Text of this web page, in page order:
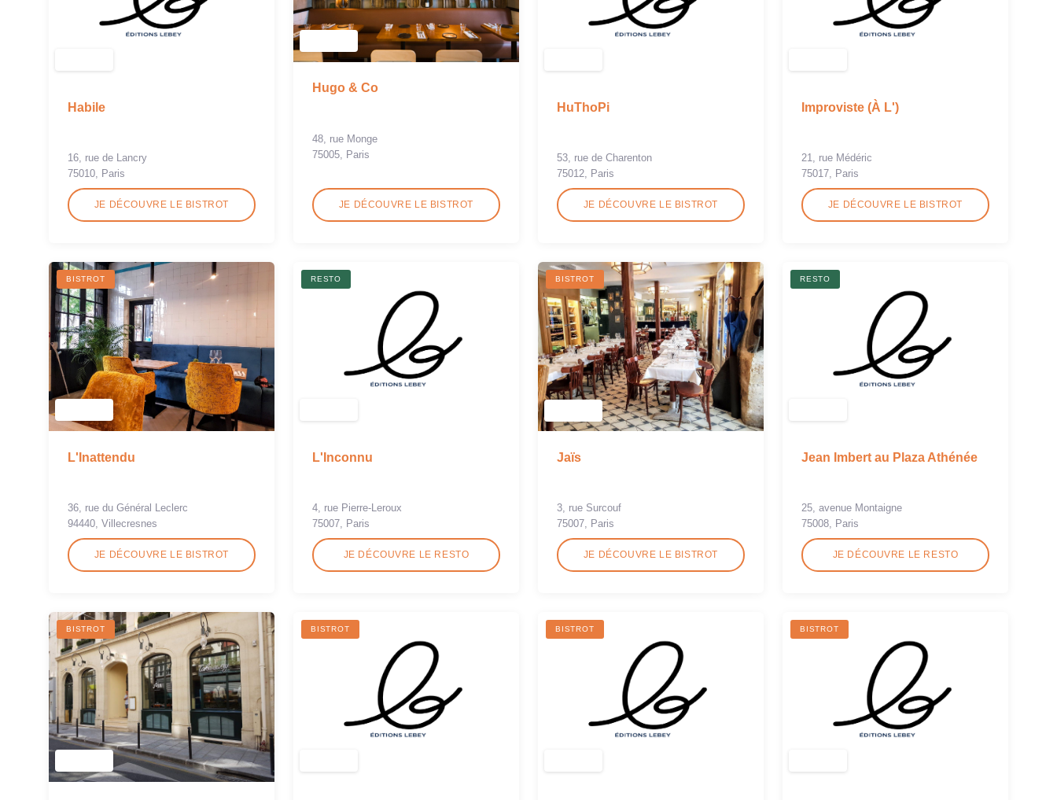
Habile
16, rue de Lancry
75010, Paris
JE DÉCOUVRE LE BISTROT
Hugo & Co
48, rue Monge
75005, Paris
JE DÉCOUVRE LE BISTROT
HuThoPi
53, rue de Charenton
75012, Paris
JE DÉCOUVRE LE BISTROT
Improviste (À L')
21, rue Médéric
75017, Paris
JE DÉCOUVRE LE BISTROT
BISTROT
L'Inattendu
36, rue du Général Leclerc
94440, Villecresnes
JE DÉCOUVRE LE BISTROT
RESTO
L'Inconnu
4, rue Pierre-Leroux
75007, Paris
JE DÉCOUVRE LE RESTO
BISTROT
Jaïs
3, rue Surcouf
75007, Paris
JE DÉCOUVRE LE BISTROT
RESTO
Jean Imbert au Plaza Athénée
25, avenue Montaigne
75008, Paris
JE DÉCOUVRE LE RESTO
BISTROT BISTROT BISTROT BISTROT